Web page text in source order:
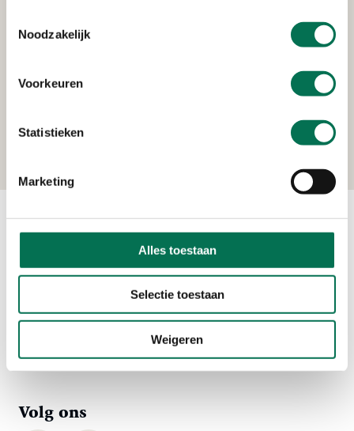
Noodzakelijk
Voorkeuren
Statistieken
Marketing
Alles toestaan
Selectie toestaan
Weigeren
Nieuwland Parc 309a, 2952 DD Alblasserdam
Ma t/m vr 08:00 tot 16:30 uur
Volg ons